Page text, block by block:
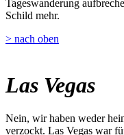
Tageswanderung
Schild mehr.
> nach oben
Las Vegas
Nein, wir haben weder
verzockt. Las Vegas war